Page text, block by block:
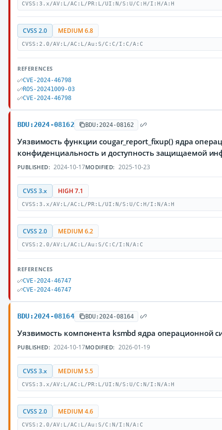
CVSS:3.x/AV:L/AC:L/PR:L/UI:N/S:U/C:H/I:H/A:H
CVSS 2.0 MEDIUM 6.8
CVSS:2.0/AV:L/AC:L/Au:S/C:C/I:C/A:C
REFERENCES
CVE-2024-46798
ROS-20241009-03
CVE-2024-46798
BDU:2024-08162 BDU:2024-08162
Уязвимость функции cougar_report_fixup() ядра
конфиденциальность и доступность защищаемой
PUBLISHED: 2024-10-17MODIFIED: 2025-10-23
CVSS 3.x HIGH 7.1
CVSS:3.x/AV:L/AC:L/PR:L/UI:N/S:U/C:H/I:N/A:H
CVSS 2.0 MEDIUM 6.2
CVSS:2.0/AV:L/AC:L/Au:S/C:C/I:N/A:C
REFERENCES
CVE-2024-46747
CVE-2024-46747
BDU:2024-08164 BDU:2024-08164
Уязвимость компонента ksmbd ядра операционной
PUBLISHED: 2024-10-17MODIFIED: 2026-01-19
CVSS 3.x MEDIUM 5.5
CVSS:3.x/AV:L/AC:L/PR:L/UI:N/S:U/C:N/I:N/A:H
CVSS 2.0 MEDIUM 4.6
CVSS:2.0/AV:L/AC:L/Au:S/C:N/I:N/A:C